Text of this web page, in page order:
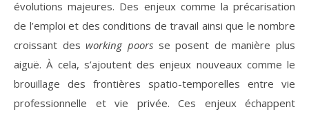
évolutions majeures. Des enjeux comme la précarisation
de l’emploi et des conditions de travail ainsi que le nombre
croissant desworking poors se posent de manière plus
aiguë. À cela, s’ajoutent des enjeux nouveaux comme le
brouillage des frontières spatio-temporelles entre vie
professionnelle et vie privée. Ces enjeux échappent